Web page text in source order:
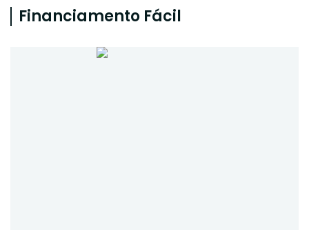
Financiamento Fácil